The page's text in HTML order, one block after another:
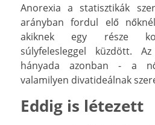
Anorexia a statisztikák
arányban fordul elő
akiknek egy része
súlyfelesleggel küzdött.
hányada azonban - a
valamilyen divatideálnak
Eddig is létezett